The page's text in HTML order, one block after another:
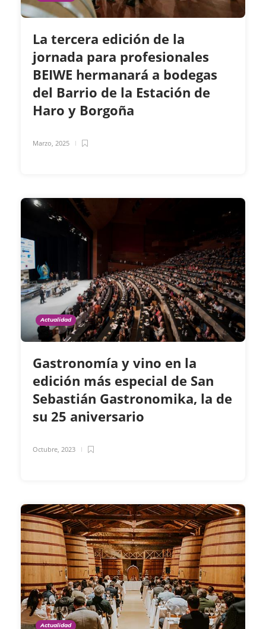
La tercera edición de la
jornada para profesionales
BEIWE hermanará a bodegas
del Barrio de la Estación de
Haro y Borgoña
Marzo, 2025
Actualidad
Gastronomía y vino en la
edición más especial de San
Sebastián Gastronomika, la de
su 25 aniversario
Octubre, 2023
Actualidad